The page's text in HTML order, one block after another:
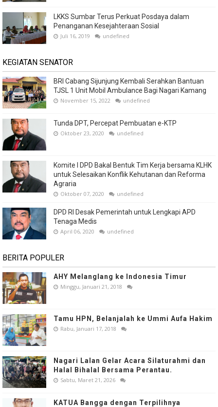
LKKS Sumbar Terus Perkuat Posdaya dalam
Penanganan Kesejahteraan Sosial
Juli 16, 2019 undefined
KEGIATAN SENATOR
BRI Cabang Sijunjung Kembali Serahkan Bantuan
TJSL 1 Unit Mobil Ambulance Bagi Nagari Kamang
November 15, 2022 undefined
Tunda DPT, Percepat Pembuatan e-KTP
Oktober 23, 2020 undefined
Komite I DPD Bakal Bentuk Tim Kerja bersama KLHK
untuk Selesaikan Konflik Kehutanan dan Reforma
Agraria
Oktober 07, 2020 undefined
DPD RI Desak Pemerintah untuk Lengkapi APD
Tenaga Medis
April 06, 2020 undefined
BERITA POPULER
AHY Melanglang ke Indonesia Timur
Minggu, Januari 21, 2018
Tamu HPN, Belanjalah ke Ummi Aufa Hakim
Rabu, Januari 17, 2018
Nagari Lalan Gelar Acara Silaturahmi dan
Halal Bihalal Bersama Perantau.
Sabtu, Maret 21, 2026
KATUA Bangga dengan Terpilihnya